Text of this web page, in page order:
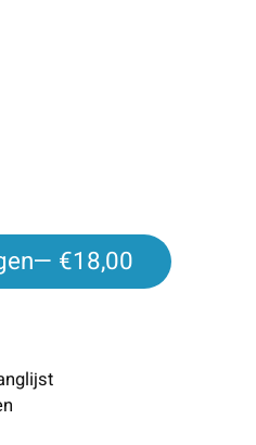
— €18,00